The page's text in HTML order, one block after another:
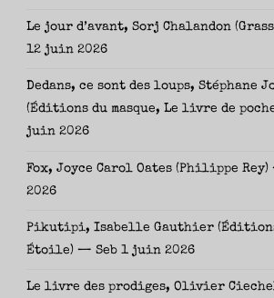
Le jour d’avant, Sorj Chalandon
12 juin 2026
Dedans, ce sont des loups, Stéphane
(Éditions du masque, Le livre de
juin 2026
Fox, Joyce Carol Oates (Philippe Rey)
2026
Pikutipi, Isabelle Gauthier
Étoile) — Seb 1 juin 2026
Le livre des prodiges, Olivier